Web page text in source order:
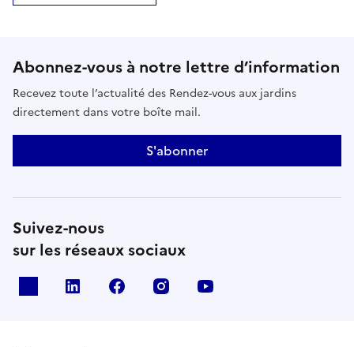
Abonnez-vous à notre lettre d’information
Recevez toute l’actualité des Rendez-vous aux jardins
directement dans votre boîte mail.
S'abonner
Suivez-nous
sur les réseaux sociaux
Linkedin Facebook Instagram